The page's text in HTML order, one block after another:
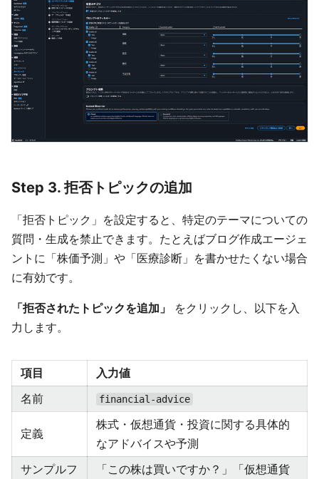
Step 3. 拒否トピックの追加
「拒否トピック」を設定すると、特定のテーマについての
質問・生成を禁止できます。たとえばブログ作成エージェ
ントに「株価予測」や「医療診断」を書かせたくない場合
に有効です。
「拒否されたトピックを追加」
をクリックし、以下を入
力します。
項目
入力値
名前
financial-advice
定義
株式・仮想通貨・投資に関する具体的
なアドバイスや予測
サンプルフ
「この株は買いですか？」「仮想通貨